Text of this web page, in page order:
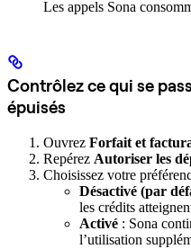
Les appels Sona
Contrôlez ce qui se
épuisés
Ouvrez Forfait et
Repérez Autoriser les
Choisissez votre
Désactivé (par
les crédits
Activé : Sona
l’utilisation